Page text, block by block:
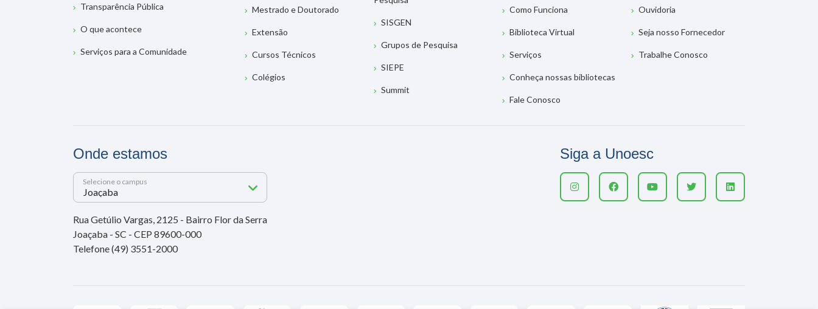
Transparência Pública
O que acontece
Serviços para a Comunidade
Mestrado e Doutorado
Extensão
Cursos Técnicos
Colégios
SISGEN
Grupos de Pesquisa
SIEPE
Summit
Como Funciona
Biblioteca Virtual
Serviços
Conheça nossas bibliotecas
Fale Conosco
Ouvidoria
Seja nosso Fornecedor
Trabalhe Conosco
Onde estamos
Selecione o campus
Rua Getúlio Vargas, 2125 - Bairro Flor da Serra
Joaçaba - SC - CEP 89600-000
Telefone (49) 3551-2000
Siga a Unoesc